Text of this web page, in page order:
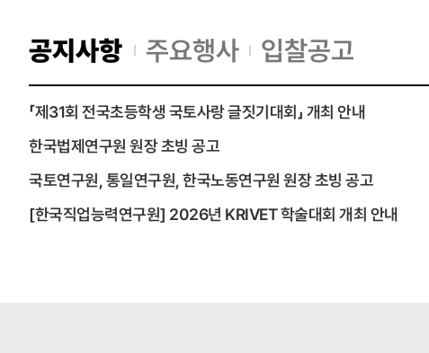
연구원소식
공지사항
「제31회 전국초등학생 국토사랑 글짓기대회」 개최 안내
한국법제연구원 원장 초빙 공고
국토연구원, 통일연구원, 한국노동연구원 원장 초빙 공고
[한국직업능력연구원] 2026년 KRIVET 학술대회 개최 안내
주요행사 입찰공고